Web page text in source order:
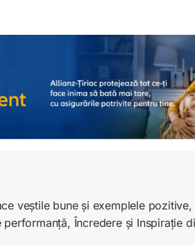
veștile bune și exemplele
Încredere și Inspirație